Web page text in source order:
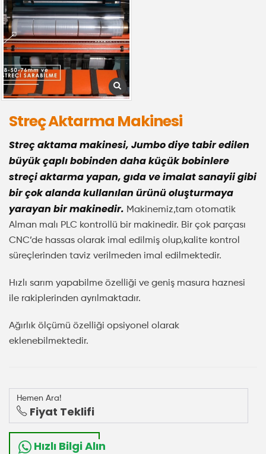
Streç Aktarma Makinesi
Streç aktama makinesi, Jumbo diye tabir edilen
büyük çaplı bobinden daha küçük bobinlere
streçi aktarma yapan, gıda ve imalat sanayii gibi
bir çok alanda kullanılan ürünü oluşturmaya
yarayan bir makinedir. Makinemiz,tam otomatik
Alman malı PLC kontrollü bir makinedir. Bir çok parçası
CNC’de hassas olarak imal edilmiş olup,kalite kontrol
süreçlerinden taviz verilmeden imal edilmektedir.
Hızlı sarım yapabilme özelliği ve geniş masura haznesi
ile rakiplerinden ayrılmaktadır.
Ağırlık ölçümü özelliği opsiyonel olarak
eklenebilmektedir.
Hemen Ara!
Fiyat Teklifi
Whatsapp
Hızlı Bilgi Alın